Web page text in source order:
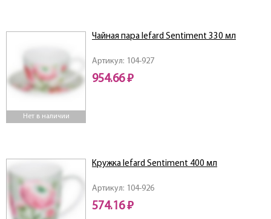
Нет в наличии
Артикул: 104-927
Чайная пара lefard Sentiment 330 мл
954.66 ₽
Артикул: 104-926
Кружка lefard Sentiment 400 мл
574.16 ₽